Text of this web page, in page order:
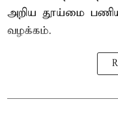
அறிய தூய்மை
வழக்கம்.